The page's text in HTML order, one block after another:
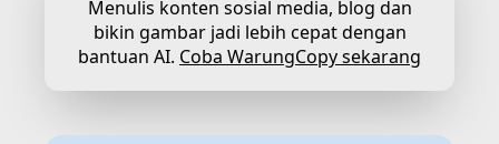
Menulis konten sosial media, blog dan
bikin gambar jadi lebih cepat dengan
bantuan AI. Coba WarungCopy sekarang